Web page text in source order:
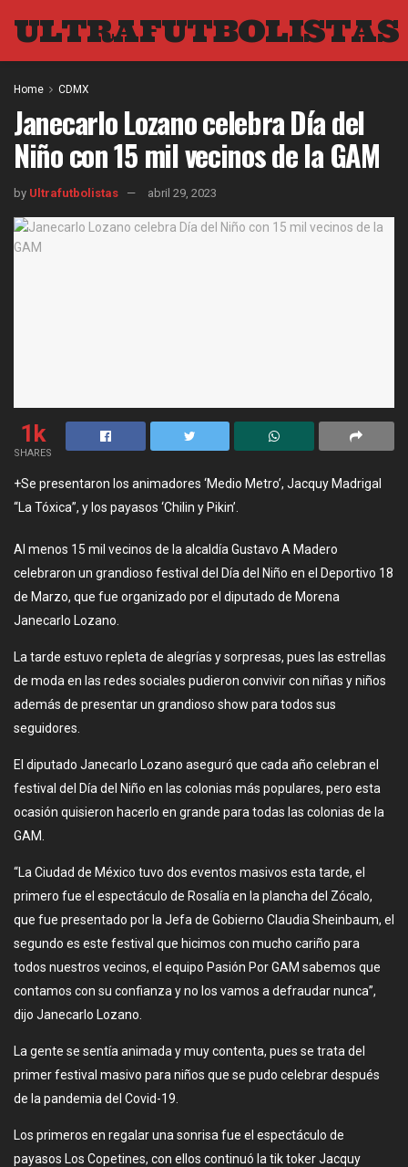
ULTRAFUTBOLISTAS
Home CDMX
Janecarlo Lozano celebra Día del
Niño con 15 mil vecinos de la GAM
by Ultrafutbolistas abril 29, 2023
1k
SHARES
+Se presentaron los animadores ‘Medio Metro’, Jacquy Madrigal
“La Tóxica”, y los payasos ‘Chilin y Pikin’.
Al menos 15 mil vecinos de la alcaldía Gustavo A Madero
celebraron un grandioso festival del Día del Niño en el Deportivo 18
de Marzo, que fue organizado por el diputado de Morena
Janecarlo Lozano.
La tarde estuvo repleta de alegrías y sorpresas, pues las estrellas
de moda en las redes sociales pudieron convivir con niñas y niños
además de presentar un grandioso show para todos sus
seguidores.
El diputado Janecarlo Lozano aseguró que cada año celebran el
festival del Día del Niño en las colonias más populares, pero esta
ocasión quisieron hacerlo en grande para todas las colonias de la
GAM.
“La Ciudad de México tuvo dos eventos masivos esta tarde, el
primero fue el espectáculo de Rosalía en la plancha del Zócalo,
que fue presentado por la Jefa de Gobierno Claudia Sheinbaum, el
segundo es este festival que hicimos con mucho cariño para
todos nuestros vecinos, el equipo Pasión Por GAM sabemos que
contamos con su confianza y no los vamos a defraudar nunca”,
dijo Janecarlo Lozano.
La gente se sentía animada y muy contenta, pues se trata del
primer festival masivo para niños que se pudo celebrar después
de la pandemia del Covid-19.
Los primeros en regalar una sonrisa fue el espectáculo de
payasos Los Copetines, con ellos continuó la tik toker Jacquy